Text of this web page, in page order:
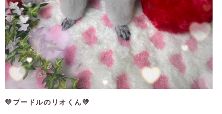
💛プードルのリオくん💛